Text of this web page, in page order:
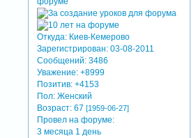
Откуда: Киев-Кемерово
Зарегистрирован: 03-08-2011
Сообщений: 3486
Уважение: +8999
Позитив: +4153
Пол: Женский
Возраст: 67[1959-06-27]
Провел на форуме:
3 месяца 1 день